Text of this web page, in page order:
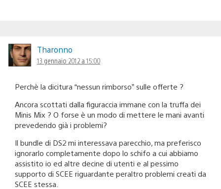
Tharonno
13 gennaio 2012 a 15:00
Perchè la dicitura “nessun rimborso” sulle offerte ?
Ancora scottati dalla figuraccia immane con la truffa dei
Minis Mix ? O forse è un modo di mettere le mani avanti
prevedendo già i problemi?
Il bundle di DS2 mi interessava parecchio, ma preferisco
ignorarlo completamente dopo lo schifo a cui abbiamo
assistito io ed altre decine di utenti e al pessimo
supporto di SCEE riguardante peraltro problemi creati da
SCEE stessa.